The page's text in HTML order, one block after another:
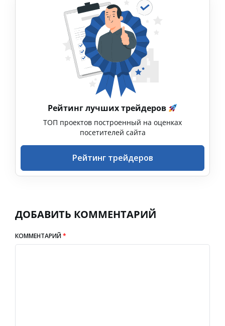
Рейтинг лучших трейдеров
ТОП проектов построенный на оценках
посетителей сайта
Рейтинг трейдеров
ДОБАВИТЬ КОММЕНТАРИЙ
КОММЕНТАРИЙ*